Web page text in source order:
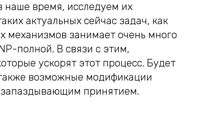
наше время, исследуем их
актуальных сейчас задач, как
механизмов занимает очень много
полной. В связи с этим,
ускорят этот процесс. Будет
возможные модификации
принятием.